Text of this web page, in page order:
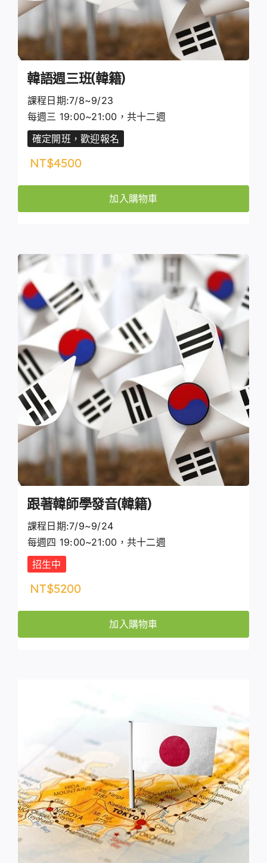
韓語週三班(韓籍)
課程日期:7/8~9/23
每週三 19:00~21:00，共十二週
確定開班，歡迎報名
NT$4500
加入購物車
跟著韓師學發音(韓籍)
課程日期:7/9~9/24
每週四 19:00~21:00，共十二週
招生中
NT$5200
加入購物車